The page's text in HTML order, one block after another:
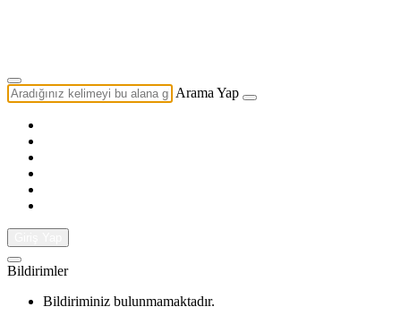
Arama Yap
Bildirimler
Bildiriminiz bulunmamaktadır.